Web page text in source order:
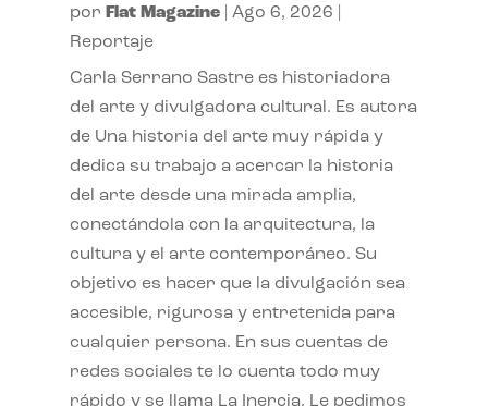
por Flat Magazine| Ago 6, 2026
Reportaje
Carla Serrano Sastre es historiadora
del arte y divulgadora cultural. Es autora
de Una historia del arte muy rápida y
dedica su trabajo a acercar la historia
del arte desde una mirada amplia,
conectándola con la arquitectura, la
cultura y el arte contemporáneo. Su
objetivo es hacer que la divulgación sea
accesible, rigurosa y entretenida para
cualquier persona. En sus cuentas de
redes sociales te lo cuenta todo muy
rápido y se llama La Inercia. Le pedimos